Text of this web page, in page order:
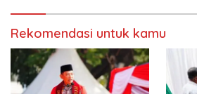
Rekomendasi untuk kamu